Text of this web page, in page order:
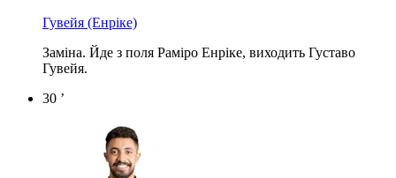
Гувейя (Енріке)
Заміна. Йде з поля Раміро Енріке, виходить Густаво
Гувейя.
30 ’